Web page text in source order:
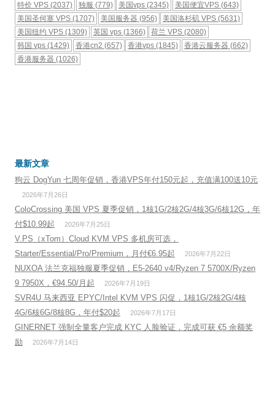
特价 VPS (2037) 独服 (779) 美国vps (2345) 美国便宜VPS(643)
美国圣何塞 VPS (1707) 美国服务器 (956) 美国洛杉矶 VPS (5631)
美国纽约 VPS (1309) 英国 vps(1366) 荷兰 VPS (2080)
韩国 vps (1429) 香港cn2 (657) 香港vps (1845) 香港云服务器 (662)
香港服务器 (1026)
最新文章
狗云 DogYun 七周年促销，香港VPS年付150元起，充值满100送10元
2026年7月26日
ColoCrossing 美国 VPS 夏季促销，1核1G/2核2G/4核3G/6核12G，年
付$10.99起
2026年7月25日
V.PS（xTom）Cloud KVM VPS 多机房可选，
Starter/Essential/Pro/Premium，月付€6.95起
2026年7月22日
NUXOA 法兰克福独服夏季促销，E5-2640 v4/Ryzen 7 5700X/Ryzen
9 7950X，€94.50/月起
2026年7月19日
SVR4U 马来西亚 EPYC/Intel KVM VPS 闪促，1核1G/2核2G/4核
4G/6核6G/8核8G，年付$20起
2026年7月17日
GINERNET 强制全量客户完成 KYC 人脸验证，完成可获 €5 余额奖
励
2026年7月14日